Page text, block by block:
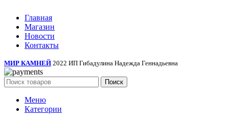
Главная
Магазин
Новости
Контакты
МИР КАМНЕЙ 2022 ИП Гибадулина Надежда Геннадьевна
Поиск
Меню
Категории